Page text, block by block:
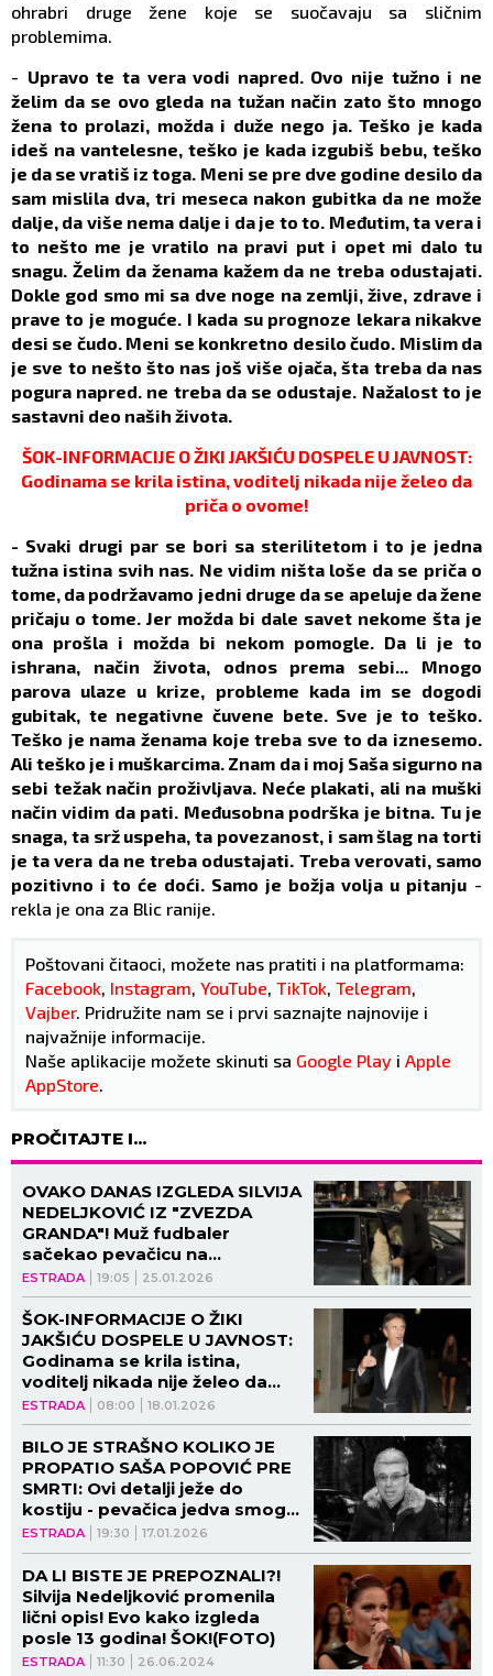
ohrabri druge žene koje se suočavaju sa sličnim
problemima.
- Upravo te ta vera vodi napred. Ovo nije tužno i ne
želim da se ovo gleda na tužan način zato što mnogo
žena to prolazi, možda i duže nego ja. Teško je kada
ideš na vantelesne, teško je kada izgubiš bebu, teško
je da se vratiš iz toga. Meni se pre dve godine desilo da
sam mislila dva, tri meseca nakon gubitka da ne može
dalje, da više nema dalje i da je to to. Međutim, ta vera i
to nešto me je vratilo na pravi put i opet mi dalo tu
snagu. Želim da ženama kažem da ne treba odustajati.
Dokle god smo mi sa dve noge na zemlji, žive, zdrave i
prave to je moguće. I kada su prognoze lekara nikakve
desi se čudo. Meni se konkretno desilo čudo. Mislim da
je sve to nešto što nas još više ojača, šta treba da nas
pogura napred. ne treba da se odustaje. Nažalost to je
sastavni deo naših života.
ŠOK-INFORMACIJE O ŽIKI JAKŠIĆU DOSPELE U JAVNOST:
Godinama se krila istina, voditelj nikada nije želeo da
priča o ovome!
- Svaki drugi par se bori sa sterilitetom i to je jedna
tužna istina svih nas. Ne vidim ništa loše da se priča o
tome, da podržavamo jedni druge da se apeluje da žene
pričaju o tome. Jer možda bi dale savet nekome šta je
ona prošla i možda bi nekom pomogle. Da li je to
ishrana, način života, odnos prema sebi... Mnogo
parova ulaze u krize, probleme kada im se dogodi
gubitak, te negativne čuvene bete. Sve je to teško.
Teško je nama ženama koje treba sve to da iznesemo.
Ali teško je i muškarcima. Znam da i moj Saša sigurno na
sebi težak način proživljava. Neće plakati, ali na muški
način vidim da pati. Međusobna podrška je bitna. Tu je
snaga, ta srž uspeha, ta povezanost, i sam šlag na torti
je ta vera da ne treba odustajati. Treba verovati, samo
pozitivno i to će doći. Samo je božja volja u pitanju -
rekla je ona za Blic ranije.
Poštovani čitaoci, možete nas pratiti i na platformama:
Facebook, Instagram, YouTube, TikTok, Telegram,
Vajber. Pridružite nam se i prvi saznajte najnovije i
najvažnije informacije.
Naše aplikacije možete skinuti sa Google Play i Apple
AppStore.
PROČITAJTE I...
ESTRADA 19:05 25.01.2026
OVAKO DANAS IZGLEDA SILVIJA
NEDELJKOVIĆ IZ "ZVEZDA
GRANDA"! Muž fudbaler
sačekao pevačicu na
aerodromu! (VIDEO, GALERIJA)
ESTRADA 08:00 18.01.2026
ŠOK-INFORMACIJE O ŽIKI
JAKŠIĆU DOSPELE U JAVNOST:
Godinama se krila istina,
voditelj nikada nije želeo da
priča o ovome!
ESTRADA 19:30 17.01.2026
BILO JE STRAŠNO KOLIKO JE
PROPATIO SAŠA POPOVIĆ PRE
SMRTI: Ovi detalji ježe do
kostiju - pevačica jedva smogla
snage da progovori o njegovoj
smrti!
ESTRADA 11:30 26.06.2024
DA LI BISTE JE PREPOZNALI?!
Silvija Nedeljković promenila
lični opis! Evo kako izgleda
posle 13 godina! ŠOK!(FOTO)